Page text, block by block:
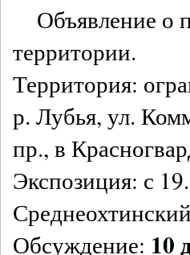
Объявление
территории.
Территория:
р. Лубья, ул.
пр., в
Экспозиция: с
Обсуждение: 10